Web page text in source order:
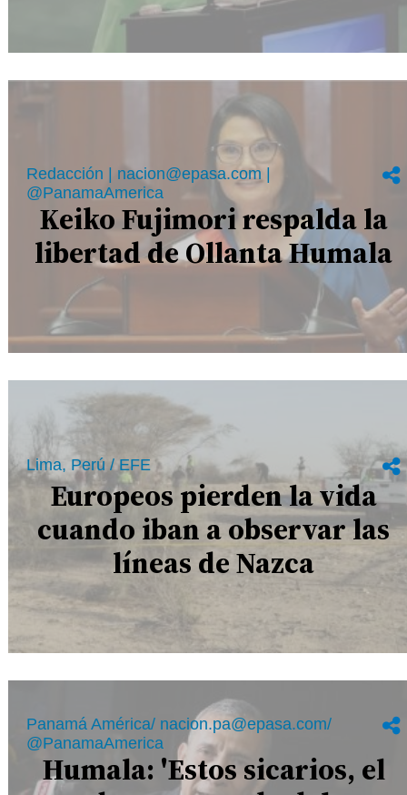
Redacción | nacion@epasa.com |
@PanamaAmerica
Keiko Fujimori respalda la
libertad de Ollanta Humala
Lima, Perú / EFE
Europeos pierden la vida
cuando iban a observar las
líneas de Nazca
Panamá América/ nacion.pa@epasa.com/
@PanamaAmerica
Humala: 'Estos sicarios, el